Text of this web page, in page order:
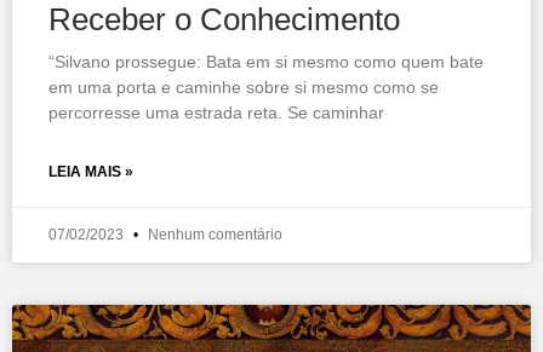
Receber o Conhecimento
“Silvano prossegue: Bata em si mesmo como quem bate
em uma porta e caminhe sobre si mesmo como se
percorresse uma estrada reta. Se caminhar
LEIA MAIS »
07/02/2023 Nenhum comentário